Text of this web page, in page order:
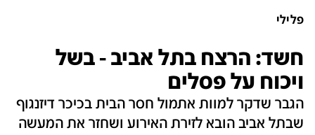
פלילי
חשד: הרצח בתל אביב - בשל
ויכוח על פסלים
הגבר שדקר למוות אתמול חסר הבית בכיכר דיזנגוף
שבתל אביב הובא לזירת האירוע ושחזר את המעשה